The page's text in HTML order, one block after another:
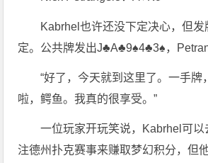
Kabrhel也许还没下定决心，但
定。公共牌发出J♣A♣9♠4♣3♠，
“好了，今天就到这里了。一手牌
啦，鳄鱼。我真的很享受。”
一位玩家开玩笑说，Kabrhel可以
注德州扑克赛事来赚取梦幻积分，但